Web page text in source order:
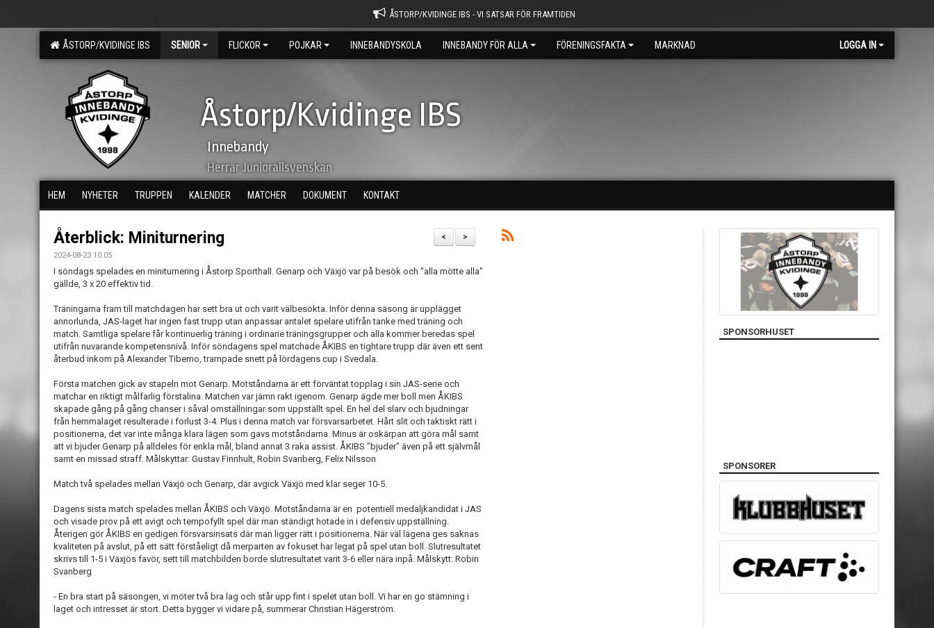
ÅSTORP/KVIDINGE IBS - VI SATSAR FÖR FRAMTIDEN
ÅSTORP/KVIDINGE IBS SENIOR FLICKOR POJKAR INNEBANDYSKOLA INNEBANDY FÖR ALLA FÖRENINGSFAKTA MARKNAD LOGGA IN
Åstorp/Kvidinge IBS
Innebandy
Herrar Juniorallsvenskan
HEM NYHETER TRUPPEN KALENDER MATCHER DOKUMENT KONTAKT
>
<
Återblick: Miniturnering
2024-08-23 10:05
I söndags spelades en miniturnering i Åstorp Sporthall. Genarp och Växjö var på besök och "alla mötte alla"
gällde, 3 x 20 effektiv tid.
Träningarna fram till matchdagen har sett bra ut och varit välbesökta. Inför denna säsong är upplägget
annorlunda, JAS-laget har ingen fast trupp utan anpassar antalet spelare utifrån tanke med träning och
match. Samtliga spelare får kontinuerlig träning i ordinarie träningsgrupper och alla kommer beredas spel
utifrån nuvarande kompetensnivå. Inför söndagens spel matchade ÅKIBS en tightare trupp där även ett sent
återbud inkom på Alexander Tibemo, trampade snett på lördagens cup i Svedala.
Första matchen gick av stapeln mot Genarp. Motståndarna är ett förväntat topplag i sin JAS-serie och
matchar en riktigt målfarlig förstalina. Matchen var jämn rakt igenom. Genarp ägde mer boll men ÅKIBS
skapade gång på gång chanser i såväl omställningar som uppställt spel. En hel del slarv och bjudningar
från hemmalaget resulterade i förlust 3-4. Plus i denna match var försvarsarbetet. Hårt slit och taktiskt rätt i
positionerna, det var inte många klara lägen som gavs motståndarna. Minus är oskärpan att göra mål samt
att vi bjuder Genarp på alldeles för enkla mål, bland annat 3 raka assist. ÅKIBS "bjuder" även på ett självmål
samt en missad straff. Målskyttar: Gustav Finnhult, Robin Svanberg, Felix Nilsson
Match två spelades mellan Växjö och Genarp, där avgick Växjö med klar seger 10-5.
Dagens sista match spelades mellan ÅKIBS och Växjö. Motståndarna är en potentiell medaljkandidat i JAS
och visade prov på ett avigt och tempofyllt spel där man ständigt hotade in i defensiv uppställning.
Återigen gör ÅKIBS en gedigen försvarsinsats där man ligger rätt i positionerna. När väl lägena ges saknas
kvaliteten på avslut, på ett sätt förståeligt då merparten av fokuset har legat på spel utan boll. Slutresultatet
skrivs till 1-5 i Växjös favör, sett till matchbilden borde slutresultatet varit 3-6 eller nära inpå. Målskytt: Robin
Svanberg
- En bra start på säsongen, vi möter två bra lag och står upp fint i spelet utan boll. Vi har en go stämning i
laget och intresset är stort. Detta bygger vi vidare på, summerar Christian Hägerström.
SPONSORHUSET
SPONSORER